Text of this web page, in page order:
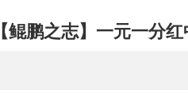
【鲲鹏之志】一元一分